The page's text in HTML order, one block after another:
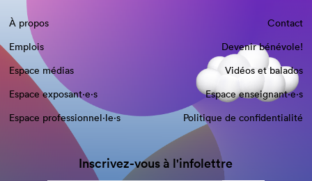
À propos
Contact
Emplois
Devenir bénévole!
Espace médias
Vidéos et balados
Espace exposant·e⋅s
Espace enseignant·e⋅s
Espace professionnel·le⋅s
Politique de confidentialité
Inscrivez-vous à l'infolettre